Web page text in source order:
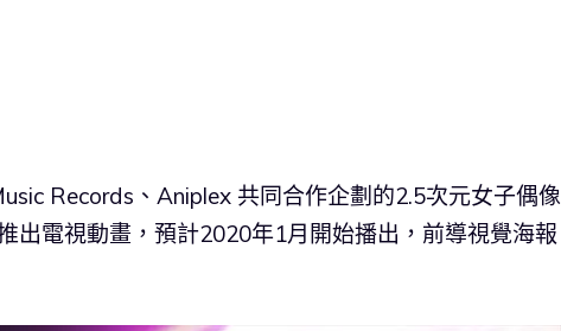
Records、Aniplex 共同合作企劃的2.5次元女子偶像
出電視動畫，預計2020年1月開始播出，前導視覺海報